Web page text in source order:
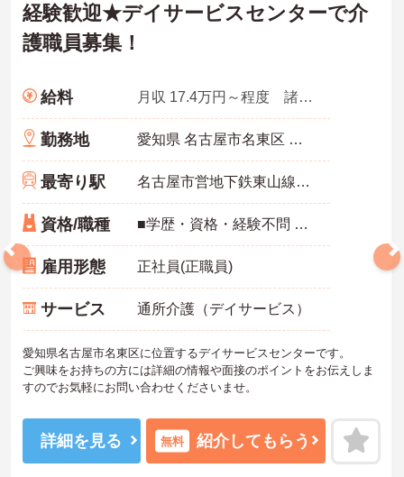
経験歓迎★デイサービスセンターで介
護職員募集！
給料 月収 17.4万円～程度 諸手当込
勤務地 愛知県 名古屋市名東区 名東本通5-8
最寄り駅 名古屋市営地下鉄東山線「一社駅」徒歩18分
資格/職種 ■学歴・資格・経験不問 ■普通自動車免許
雇用形態 正社員(正職員)
サービス 通所介護（デイサービス）
愛知県名古屋市名東区に位置するデイサービスセンターです。
ご興味をお持ちの方には詳細の情報や面接のポイントをお伝えしま
すのでお気軽にお問い合わせくださいませ。
詳細を見る 無料 紹介してもらう